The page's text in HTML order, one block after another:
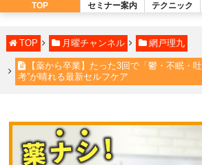
TOP
セミナー案内
テクニック
TOP 月曜チャンネル 網戸理九
【薬から卒業】たった3回で「鬱・不眠・
考”が晴れる最新セルフケア